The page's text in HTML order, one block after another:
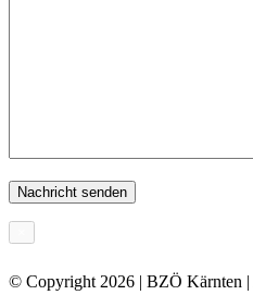
© Copyright 2026 | BZÖ Kärnten